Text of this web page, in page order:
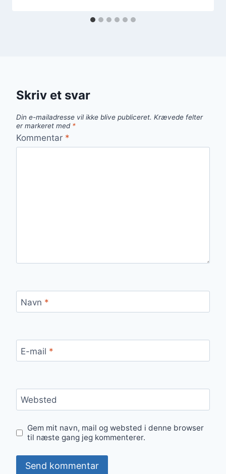
Skriv et svar
Din e-mailadresse vil ikke blive publiceret. Krævede felter
er markeret med *
Kommentar *
Navn *
E-mail *
Websted
Gem mit navn, mail og websted i denne browser
til næste gang jeg kommenterer.